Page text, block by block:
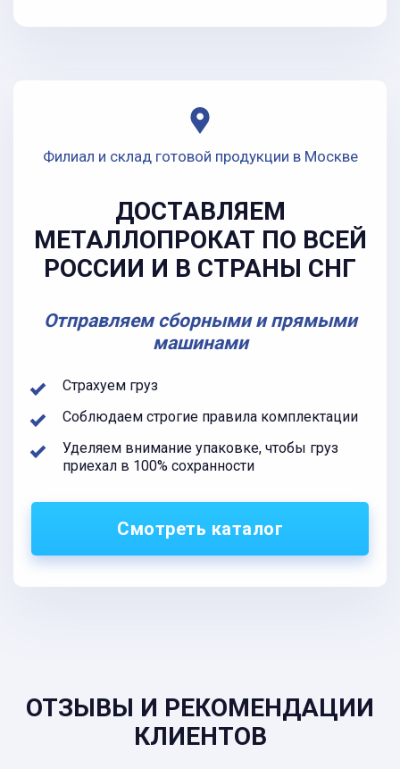
Филиал и склад готовой продукции в Москве
ДОСТАВЛЯЕМ
МЕТАЛЛОПРОКАТ ПО ВСЕЙ
РОССИИ И В СТРАНЫ СНГ
Отправляем сборными и прямыми
машинами
Страхуем груз
Соблюдаем строгие правила комплектации
Уделяем внимание упаковке, чтобы груз
приехал в 100% сохранности
Смотреть каталог
ОТЗЫВЫ И РЕКОМЕНДАЦИИ
КЛИЕНТОВ